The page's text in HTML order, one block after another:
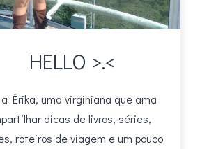
HELLO >.<
a Érika, uma virginiana que ama
dicas de livros, séries,
roteiros de viagem e um pouco